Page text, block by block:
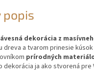
popis
dekorácia z
dreva a tvarom prinesie
prírodných
dekorácia ja ako stvorená pre